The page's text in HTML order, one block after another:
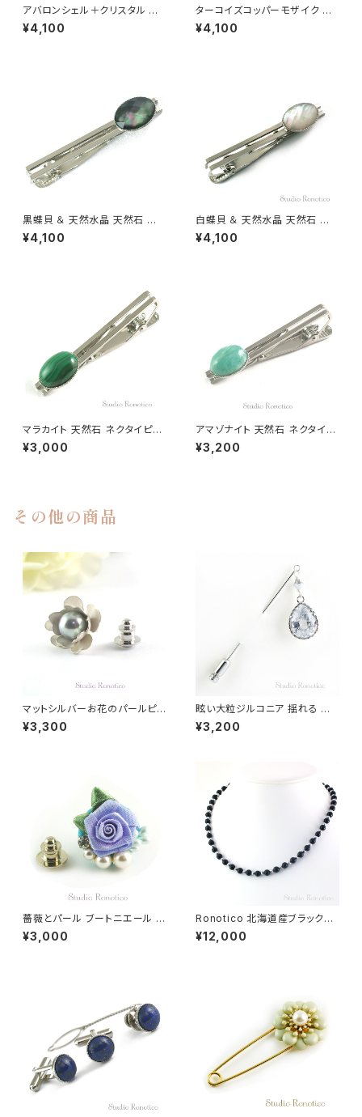
アバロンシェル＋クリスタル 天
然石 ネクタイピン kf-19
¥4,100
ターコイズコッパーモザイク ト
ルコ石 天然石 ネクタイピン kf-
20t
¥4,100
黒蝶貝 ＆ 天然水晶 天然石 ネ
クタイピン np-2 np-12
¥4,100
白蝶貝 ＆ 天然水晶 天然石 ネ
クタイピン np-1 np-1
¥4,100
マラカイト 天然石 ネクタイピン
kf-25
¥3,000
アマゾナイト 天然石 ネクタイピ
ン kf-23ーｔ
¥3,200
その他の商品
マットシルバーお花のパールピン
国産磨き貝パール 10mm ブー
トニエール ラペルピン スーツピ
¥3,300
眩い大粒ジルコニア 揺れる ピ
ンブローチ ハットピン ラペルピ
ン メンズ レディース swb-20
¥3,200
薔薇とパール ブートニエール ラ
ペルピン スーツピン ピンブロー
チ メンズ レディース ブルー
¥3,000
Ronotico 北海道産ブラックシ
リカ 遠赤外線 磁気ネックレス S
ilver925マグネットクラスプ お
¥12,000